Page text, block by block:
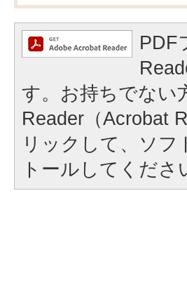
PDF
す。お持ちでない
Reader（Acrobat
リックして、ソ
トールしてくださ